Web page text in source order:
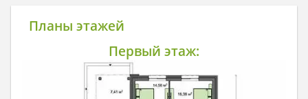
Планы этажей
Первый этаж: